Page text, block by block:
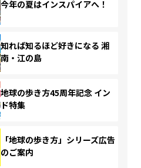
今年の夏はインスパイアへ！
知れば知るほど好きになる 湘
南・江の島
地球の歩き方45周年記念 イン
ド特集
「地球の歩き方」シリーズ広告
のご案内